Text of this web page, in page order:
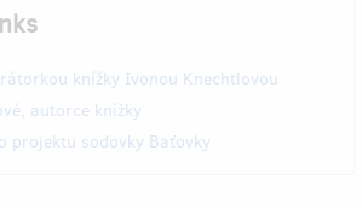
knížky Ivonou Knechtlovou
autorce knížky
projektu sodovky Baťovky